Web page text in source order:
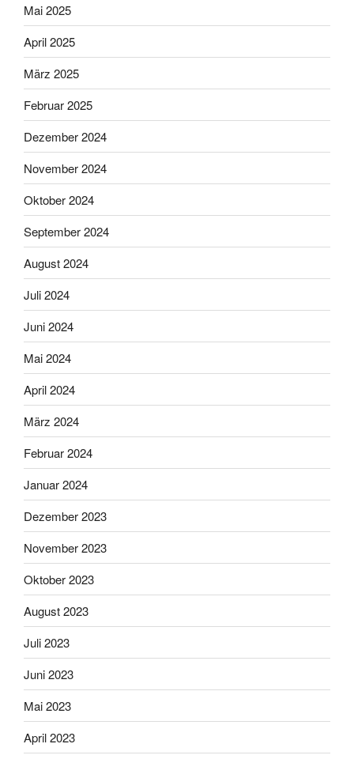
Mai 2025
April 2025
März 2025
Februar 2025
Dezember 2024
November 2024
Oktober 2024
September 2024
August 2024
Juli 2024
Juni 2024
Mai 2024
April 2024
März 2024
Februar 2024
Januar 2024
Dezember 2023
November 2023
Oktober 2023
August 2023
Juli 2023
Juni 2023
Mai 2023
April 2023